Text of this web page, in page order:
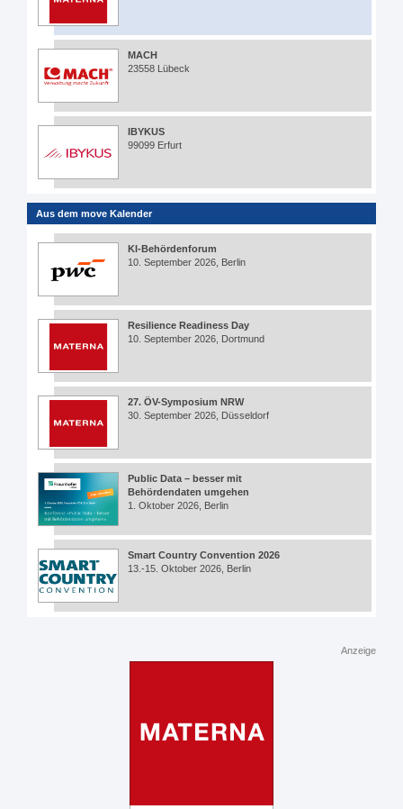
MACH
23558 Lübeck
IBYKUS
99099 Erfurt
Aus dem move Kalender
KI-Behördenforum
10. September 2026, Berlin
Resilience Readiness Day
10. September 2026, Dortmund
27. ÖV-Symposium NRW
30. September 2026, Düsseldorf
Public Data – besser mit
Behördendaten umgehen
1. Oktober 2026, Berlin
Smart Country Convention 2026
13.-15. Oktober 2026, Berlin
Anzeige